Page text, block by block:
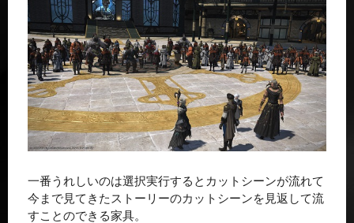
一番うれしいのは選択実行するとカットシーンが流れて
今まで見てきたストーリーのカットシーンを見返して流
すことのできる家具。